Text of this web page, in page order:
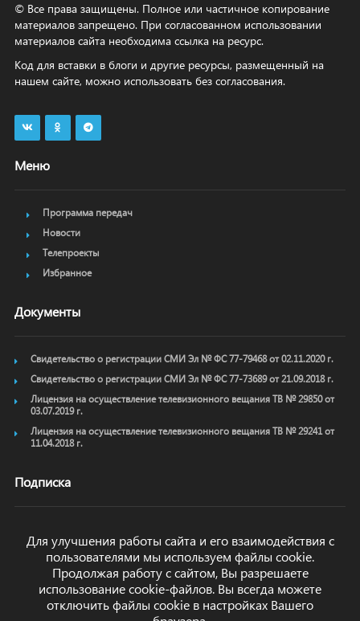
© Все права защищены. Полное или частичное копирование
материалов запрещено. При согласованном использовании
материалов сайта необходима ссылка на ресурс.
Код для вставки в блоги и другие ресурсы, размещенный на
нашем сайте, можно использовать без согласования.
Меню
Программа передач
Новости
Телепроекты
Избранное
Документы
Свидетельство о регистрации СМИ Эл № ФС 77-79468 от 02.11.2020 г.
Свидетельство о регистрации СМИ Эл № ФС 77-73689 от 21.09.2018 г.
Лицензия на осуществление телевизионного вещания ТВ № 29850 от
03.07.2019 г.
Лицензия на осуществление телевизионного вещания ТВ № 29241 от
11.04.2018 г.
Подписка
ОТПРАВИТЬ
Для улучшения работы сайта и его взаимодействия с
пользователями мы используем файлы cookie.
Продолжая работу с сайтом, Вы разрешаете
использование cookie-файлов. Вы всегда можете
отключить файлы cookie в настройках Вашего